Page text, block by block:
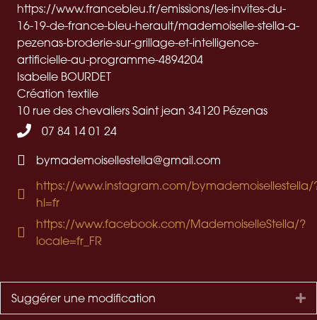
https://www.francebleu.fr/emissions/les-invites-du-
16-19-de-france-bleu-herault/mademoiselle-stella-a-
pezenas-broderie-sur-grillage-et-intelligence-
artificielle-au-programme-4894204
Isabelle BOURDET
Création textile
10 rue des chevaliers Saint jean 34120 Pézenas
07 84 14 01 24
bymademoisellestella@gmail.com
https://www.instagram.com/bymademoisellestella/
hl=fr
https://www.facebook.com/MademoiselleStella/?
locale=fr_FR
Suggérer une modification